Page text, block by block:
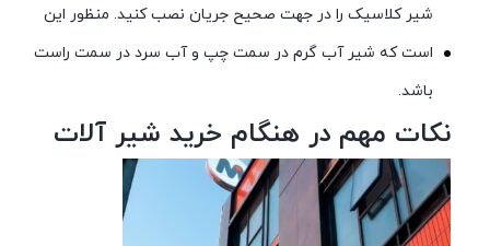
شیر کلاسیک را در جهت صحیح جریان نصب کنید. منظور این
است که شیر آب گرم در سمت چپ و آب سرد در سمت راست
باشد.
نکات مهم در هنگام خرید شیر آلات